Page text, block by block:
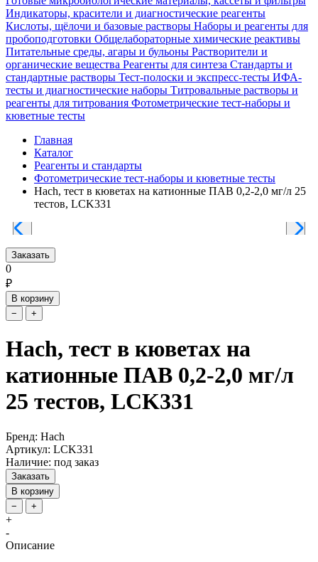
Индикаторы, красители и диагностические реагенты
Кислоты, щёлочи и базовые растворы Наборы и реагенты для
пробоподготовки Общелабораторные химические реактивы
Питательные среды, агары и бульоны Растворители и
органические вещества Реагенты для синтеза Стандарты и
стандартные растворы Тест-полоски и экспресс-тесты ИФА-
тесты и диагностические наборы Титровальные растворы и
реагенты для титрования Фотометрические тест-наборы и
кюветные тесты
Главная
Каталог
Реагенты и стандарты
Фотометрические тест-наборы и кюветные тесты
Hach, тест в кюветах на катионные ПАВ 0,2-2,0 мг/л 25
тестов, LCK331
Заказать
0
₽
В корзину
−
+
Hach, тест в кюветах на
катионные ПАВ 0,2-2,0 мг/л
25 тестов, LCK331
Бренд: Hach
Артикул: LCK331
Наличие: под заказ
Заказать
В корзину
−
+
+
-
Описание